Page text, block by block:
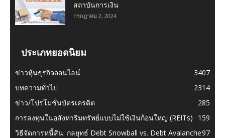
สถาบันการเงิน
กรกฎาคม 2, 2024
ประเภทยอดนิยม
ข่าวหุ้นธุรกิจออนไลน์
3407
บทความทั่วไป
2314
ข่าว/โปรโมชั่นบัตรเครดิต
285
การลงทุนในอสังหาริมทรัพย์แบบไม่ใช้เงินก้อนใหญ่ (REITs)
159
วิธีจัดการหนี้สิน: กลยุทธ์ Debt Snowball vs. Debt Avalanche97